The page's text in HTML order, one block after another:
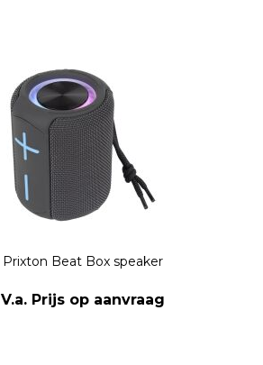
Prixton Beat Box speaker
V.a. Prijs op aanvraag